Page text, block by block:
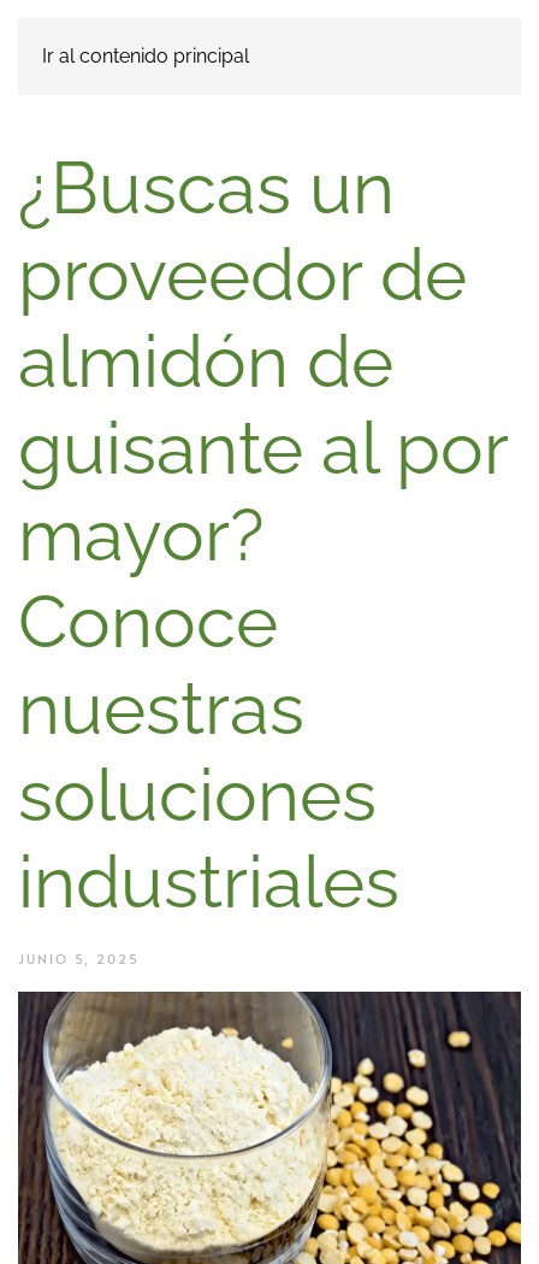
Ir al contenido principal
¿Buscas un
proveedor de
almidón de
guisante al por
mayor?
Conoce
nuestras
soluciones
industriales
JUNIO 5, 2025